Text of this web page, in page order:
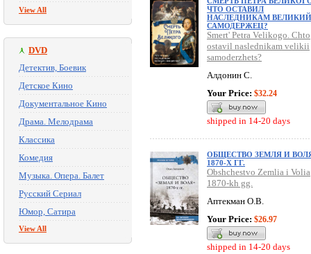
View All
DVD
Детектив, Боевик
Детское Кино
Документальное Кино
Драма. Мелодрама
Классика
Комедия
Музыка. Опера. Балет
Русский Сериал
Юмор, Сатира
View All
ЧТО ОСТАВИЛ
НАСЛЕДНИКАМ ВЕЛИКИЙ
САМОДЕРЖЕЦ?
Smert' Petra Velikogo. Chto
ostavil naslednikam velikii
samoderzhets?
Алдонин С.
Your Price: $32.24
shipped in 14-20 days
ОБЩЕСТВО ЗЕМЛЯ И
1870-Х ГГ.
Obshchestvo Zemlia i Volia
1870-kh gg.
Аптекман О.В.
Your Price: $26.97
shipped in 14-20 days